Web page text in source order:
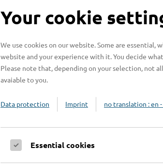
Your cookie
We use cookies on our website. Some are essential,
website and your experience with it. You decide
Please note that, depending on your selection, not
avaiable to you.
Data protection Imprint no translation : en
Essential cookies